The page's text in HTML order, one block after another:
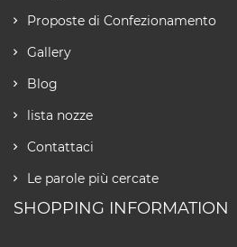
Proposte di Confezionamento
Gallery
Blog
lista nozze
Contattaci
Le parole più cercate
SHOPPING INFORMATION